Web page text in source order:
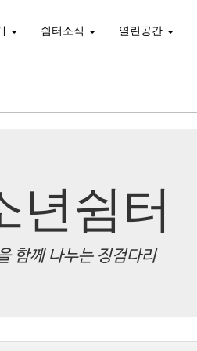
쉼터소식 열린공간
년쉼터
함께 나누는 징검다리